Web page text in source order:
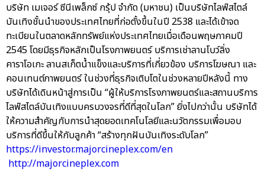
บริษัท เมเจอร์ ซีนีเพล็กซ์ กรุ้ป จำกัด (มหาชน) เป็นบริษัทไลฟ์สไตล์
บันเทิงชั้นนำของประเทศไทยที่ก่อตั้งขึ้นในปี 2538 และได้เข้าจด
ทะเบียนในตลาดหลักทรัพย์แห่งประเทศไทยเมื่อเดือนพฤษภาคมปี
2545 โดยมีธุรกิจหลักเป็นโรงภาพยนตร์ บริการเช่าลานโบว์ลิ่ง
คาราโอเกะ ลานสเก็ตน้ำแข็งและบริการที่เกี่ยวข้อง บริการโฆษณา และ
คอนเทนต์ภาพยนตร์ ในช่วงที่ธุรกิจเติบโตในช่วงหลายปีหลังนี้ ทาง
บริษัทได้เดินหน้าสู่การเป็น “ผู้ให้บริการโรงภาพยนตร์และสถานบริการ
ไลฟ์สไตล์บันเทิงแบบครบวงจรที่ดีที่สุดในโลก” ยิ่งไปกว่านั้น บริษัทได้
ให้ความสำคัญกับการนำสุดยอดเทคโนโลยีและนวัตกรรมเพื่อมอบ
บริการที่ดีขึ้นให้กับลูกค้า “สร้างทุกฝันบันเทิงระดับโลก”
https://investor.majorcineplex.com/en
http://majorcineplex.com